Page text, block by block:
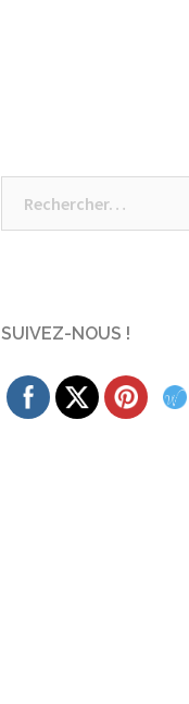
SUIVEZ-NOUS !